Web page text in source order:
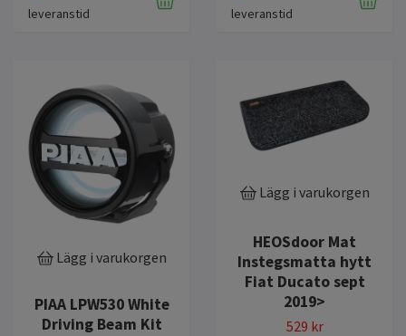
leveranstid
leveranstid
Lägg i varukorgen
PIAA LPW530 White
Driving Beam Kit
Lägg i varukorgen
HEOSdoor Mat
Instegsmatta hytt
Fiat Ducato sept
2019>
529 kr